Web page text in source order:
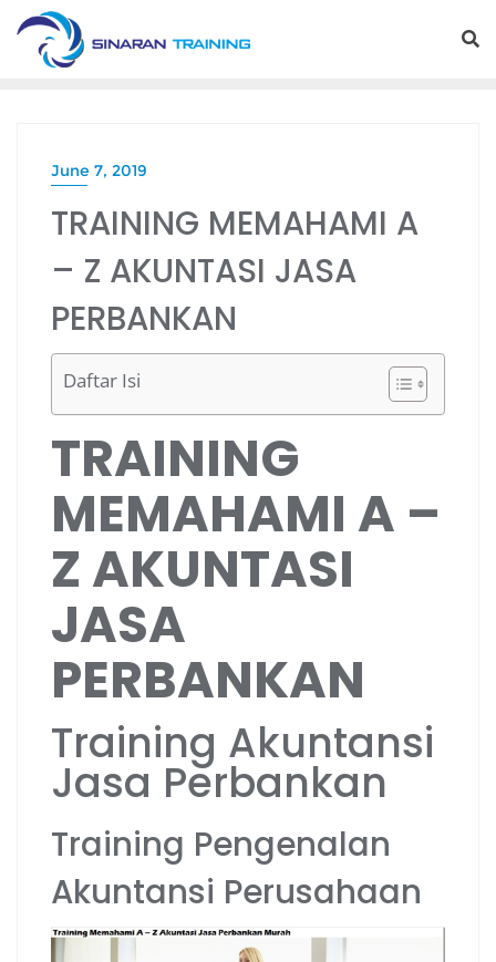
Skip
content
June 7, 2019
TRAINING MEMAHAMI A
– Z AKUNTASI JASA
PERBANKAN
Daftar Isi
TRAINING
MEMAHAMI A –
Z AKUNTASI
JASA
PERBANKAN
Training Akuntansi
Jasa Perbankan
Training Pengenalan
Akuntansi Perusahaan